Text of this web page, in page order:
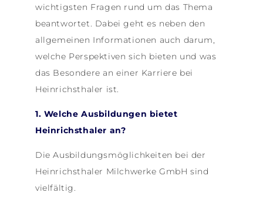
wichtigsten Fragen rund um das Thema
beantwortet. Dabei geht es neben den
allgemeinen Informationen auch darum,
welche Perspektiven sich bieten und was
das Besondere an einer Karriere bei
Heinrichsthaler ist.
1. Welche Ausbildungen bietet
Heinrichsthaler an?
Die Ausbildungsmöglichkeiten bei der
Heinrichsthaler Milchwerke GmbH sind
vielfältig.